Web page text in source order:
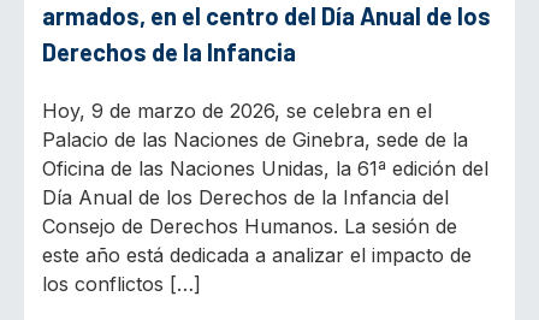
armados, en el centro del Día Anual de los
Derechos de la Infancia
Hoy, 9 de marzo de 2026, se celebra en el
Palacio de las Naciones de Ginebra, sede de la
Oficina de las Naciones Unidas, la 61ª edición del
Día Anual de los Derechos de la Infancia del
Consejo de Derechos Humanos. La sesión de
este año está dedicada a analizar el impacto de
los conflictos […]